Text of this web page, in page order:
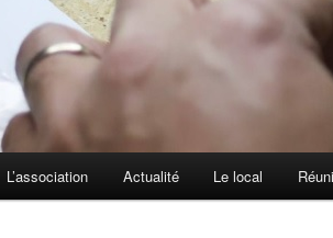
L’association Actualité Le local